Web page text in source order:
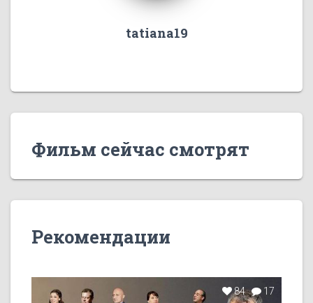
tatiana19
Фильм сейчас смотрят
Рекомендации
84 17